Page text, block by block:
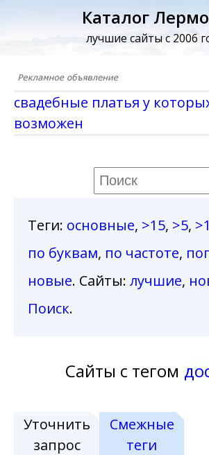
Каталог
лучшие сайты с 2006
свадебные платья у
возможен
Теги: основные, >15, >5, >1
по буквам, по частоте,
новые. Сайты: лучшие,
Поиск.
Сайты с тегом
Уточнить
запрос
Смежные
теги